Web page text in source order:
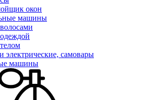
окон
машины
электрические, самовары
машины